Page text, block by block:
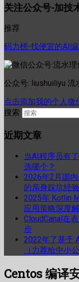
关注公众号-加技
推荐
码力榜-找便宜的AI
公众号: liushuiliyu 流
点击添加我的个人
搜索
近期文章
当AI程序员有
选哪个？
2026年2月国
的亲身踩坑经验
2025年 Kotlin
应用策略深度
CloudCanal在
步
2022年了基于
（力荐给中小公
Centos 编译